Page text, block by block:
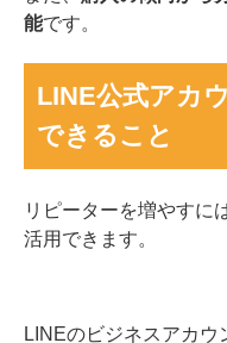
能です。
LINE公式アカ
できること
リピーターを増やすに
活用できます。
LINEのビジネスアカウ